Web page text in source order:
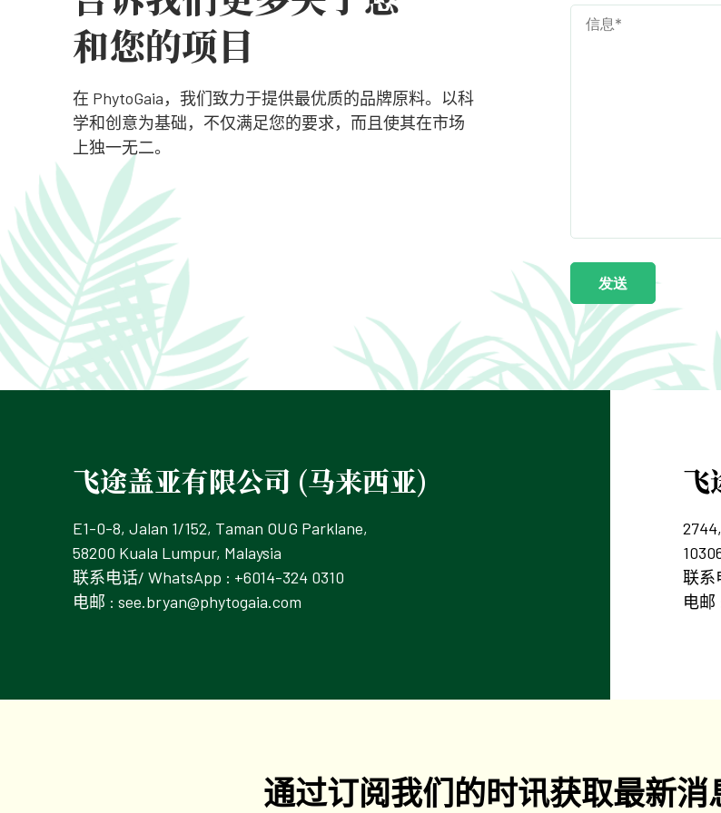
和您的项目
在 PhytoGaia，我们致力于提供最优质的品牌原料。以科
学和创意为基础，不仅满足您的要求，而且使其在市场
上独一无二。
飞途盖亚有限公司 (马来西亚)
E1-0-8, Jalan 1/152, Taman OUG Parklane,
58200 Kuala Lumpur, Malaysia
联系电话/ WhatsApp : +6014-324 0310
电邮 : see.bryan@phytogaia.com
飞
联系
电邮
通过订阅我们的时讯获取最新消